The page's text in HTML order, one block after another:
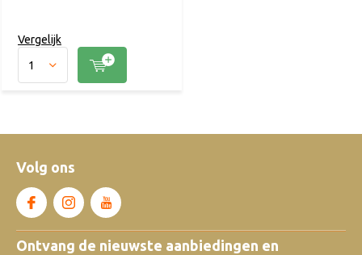
Vergelijk
Volg ons
Ontvang de nieuwste aanbiedingen en